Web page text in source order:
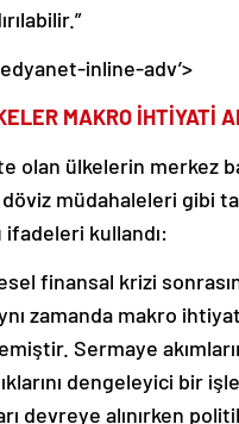
inline-adv’>
MAKRO İHTİYATİ
olan ülkelerin merkez
müdahaleleri gibi
ifadeleri kullandı:
finansal krizi
zamanda makro
Sermaye
dengeleyici bir
devreye alınırken